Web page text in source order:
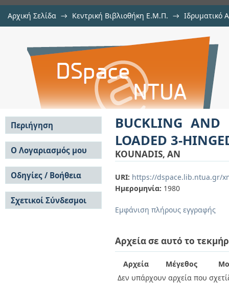
Αρχική Σελίδα → Κεντρική Βιβλιοθήκη Ε.Μ.Π. → Ιδρυματικό
BUCKLING AND POST-
PORTAL FRAME
BUCKLING AND
LOADED 3-
KOUNADIS, AN
URI: https://dspace.lib.ntua.gr/
Ημερομηνία: 1980
Εμφάνιση πλήρους εγγραφής
Αρχεία σε αυτό το
Αρχεία Μέγεθος
Δεν υπάρχουν αρχεία που
Περιήγηση
Σε όλο το DSpace
Κοινότητες & Συλλογές
Ανά Ημερομηνία
Έκδοσης
Συγγραφείς
Τίτλοι
Θέματα
Ο Λογαριασμός μου
Σύνδεση
Εγγραφή
Οδηγίες / Βοήθεια
Οδηγίες Υποβολής
Οδηγίες Χρήσης ΙΑ
Συχνές Ερωτήσεις
Σχετικοί Σύνδεσμοι